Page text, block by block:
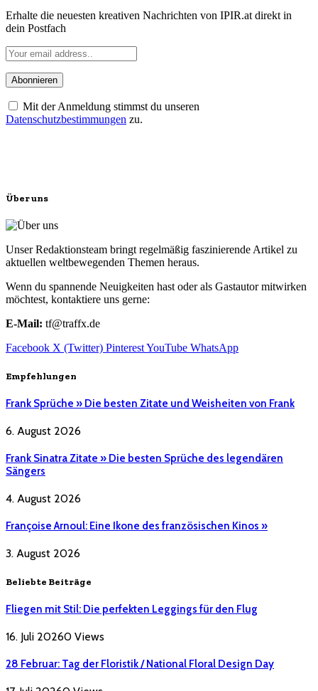
Erhalte die neuesten kreativen Nachrichten von IPIR.at direkt in
dein Postfach
Mit der Anmeldung stimmst du unseren
Datenschutzbestimmungen zu.
Über uns
Unser Redaktionsteam bringt regelmäßig faszinierende Artikel zu
aktuellen weltbewegenden Themen heraus.
Wenn du spannende Neuigkeiten hast oder als Gastautor mitwirken
möchtest, kontaktiere uns gerne:
E-Mail: tf@traffx.de
Facebook X (Twitter) PinterestYouTube WhatsApp
Empfehlungen
Frank Sprüche » Die besten Zitate und Weisheiten von Frank
6. August 2026
Frank Sinatra Zitate » Die besten Sprüche des legendären
Sängers
4. August 2026
Françoise Arnoul: Eine Ikone des französischen Kinos »
3. August 2026
Beliebte Beiträge
Fliegen mit Stil: Die perfekten Leggings für den Flug
16. Juli 20260 Views
28 Februar: Tag der Floristik / National Floral Design Day